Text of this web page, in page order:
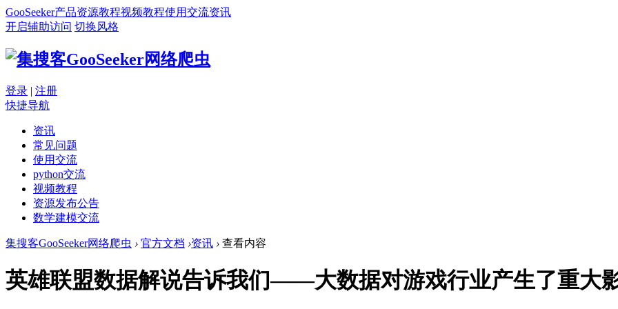
GooSeeker产品资源教程视频教程使用交流资讯
开启辅助访问 切换风格
登录 | 注册
快捷导航
资讯
常见问题
使用交流
python交流
视频教程
资源发布公告
数学建模交流
集搜客GooSeeker网络爬虫 › 官方文档 ›资讯 › 查看内容
英雄联盟数据解说告诉我们——大数据对游戏行业产生了重大